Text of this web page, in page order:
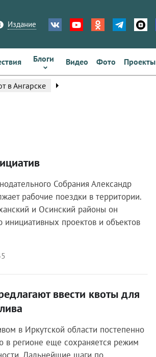
Издание
Блоги Видео Фото Проекты
в Ангарске arrow_right
Собрания Александр
рабочие поездки в территории.
и Осинский районы он
проектов и объектов
ввести квоты для
в Иркутской области постепенно
в регионе еще сохраняется режим